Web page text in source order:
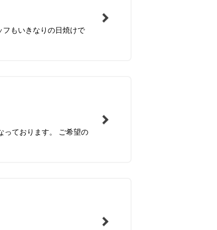
もいきなりの日焼けで
ております。 ご希望の